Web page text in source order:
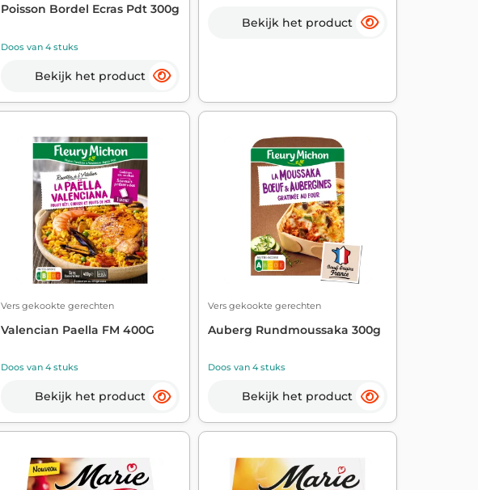
Poisson Bordel Ecras Pdt 300g
Doos van 4 stuks
Bekijk het product
Bekijk het product
Vers gekookte gerechten
Valencian Paella FM 400G
Doos van 4 stuks
Bekijk het product
Vers gekookte gerechten
Auberg Rundmoussaka 300g
Doos van 4 stuks
Bekijk het product